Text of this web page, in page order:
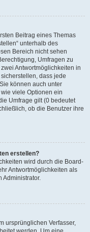
Beitrag eines Themas
unterhalb des
Bereich nicht sehen
Umfragen zu
Antwortmöglichkeiten in
dass jede
können auch unter
viele Optionen ein
Umfrage gilt (0 bedeutet
ob die Benutzer ihre
erstellen?
wird durch die Board-
Antwortmöglichkeiten als
Administrator.
ursprünglichen Verfasser,